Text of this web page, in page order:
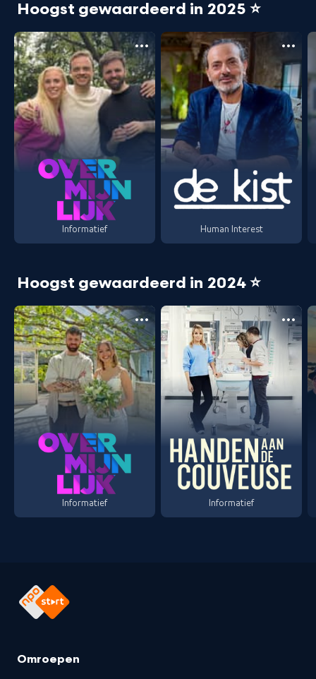
Hoogst gewaardeerd in 2025 ⭐
Informatief Human Interest
Hoogst gewaardeerd in 2024 ⭐
Informatief Informatief
Omroepen